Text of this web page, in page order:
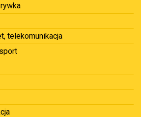
telekomunikacja